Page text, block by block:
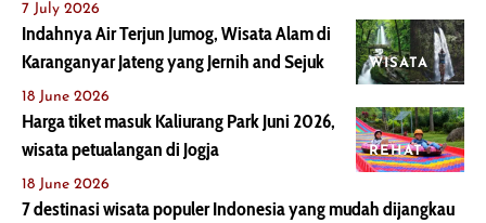
7 July 2026
WISATA
Indahnya Air Terjun Jumog, Wisata Alam di
Karanganyar Jateng yang Jernih and Sejuk
18 June 2026
REHAT
Harga tiket masuk Kaliurang Park Juni 2026,
wisata petualangan di Jogja
18 June 2026
7 destinasi wisata populer Indonesia yang mudah dijangkau